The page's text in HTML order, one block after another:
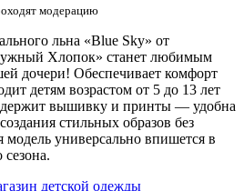
модерацию
льна «Blue Sky» от
Хлопок» станет любимым
дочери! Обеспечивает комфорт
детям возрастом от 5 до 13 лет
вышивку и принты — удобна
стильных образов без
универсально впишется в